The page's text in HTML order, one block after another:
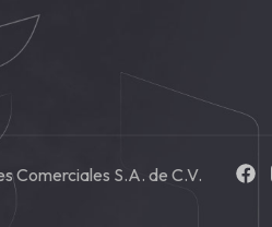
Comerciales S.A. de C.V.